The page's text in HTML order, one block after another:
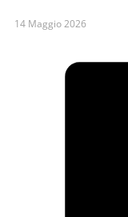
14 Maggio 2026